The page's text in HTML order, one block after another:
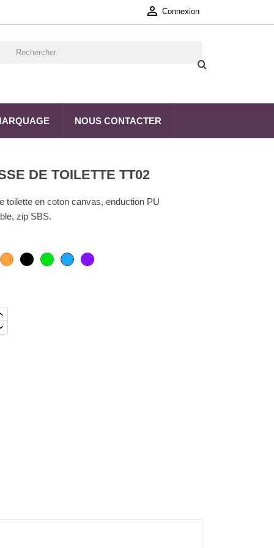
 Connexion
NOUS CONTACTER
DE TOILETTE TT02
toilette en coton canvas, enduction PU
zip SBS.
Orange
Noir Vert BleuViolet